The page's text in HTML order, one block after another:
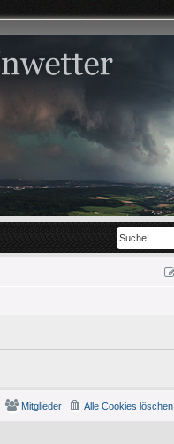
Alle Cookies löschen
Mitglieder